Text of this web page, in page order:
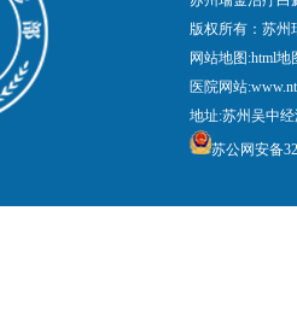
版权所有：苏
网站地图:html地
医院网站
地址:苏州吴中
苏公网安备